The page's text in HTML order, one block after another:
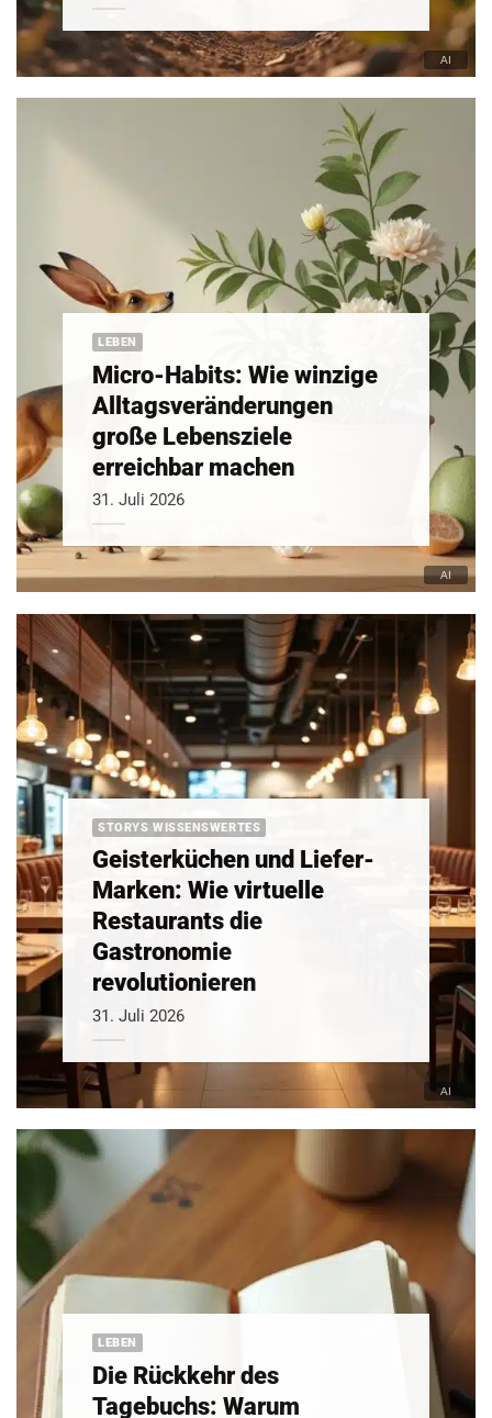
LEBEN
Micro-Habits: Wie winzige
Alltagsveränderungen
große Lebensziele
erreichbar machen
31. Juli 2026
STORYS WISSENSWERTES
Geisterküchen und Liefer-
Marken: Wie virtuelle
Restaurants die
Gastronomie
revolutionieren
31. Juli 2026
LEBEN
Die Rückkehr des
Tagebuchs: Warum